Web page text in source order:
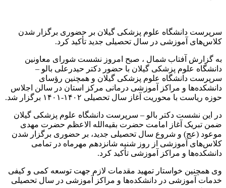
سرپرست دانشگاه علوم پزشکی گیلان بر حضوری برگزار شدن
کلاس‌های آموزشی در سال تحصیلی جدید تأکید کرد.
به گزارش آفتاب شمال ، صبح امروز نشست شورای معاونین
دانشگاه علوم پزشکی گیلان با حضور دکتر حیدرعلی بالو –
سرپرست دانشگاه علوم پزشکی گیلان و همچنین رؤسای
دانشکده‌ها و مراکز آموزشی درمانی مرکز استان در سالن اجلاس
حوزه ریاست با محوریت آغاز سال تحصیلی ۱۴۰۲-۱۴۰۱ برگزار شد.
در این نشست دکتر بالو – سرپرست دانشگاه علوم پزشکی گیلان
ضمن تبریک آغاز امامت حضرت بقیه‌الله الاعظم حضرت مهدی
موعود (عج) و شروع سال تحصیلی جدید، بر حضوری برگزار شدن
کلاس‌های آموزشی از روز شنبه شانزدهم مهرماه در تمامی
دانشکده‌ها و مراکز آموزشی تأکید کرد.
وی همچنین خواستار تمهید مقدمات لازم جهت توسعه کمی و کیفی
خدمات آموزشی در دانشکده‌ها و مراکز آموزشی در سال تحصیلی